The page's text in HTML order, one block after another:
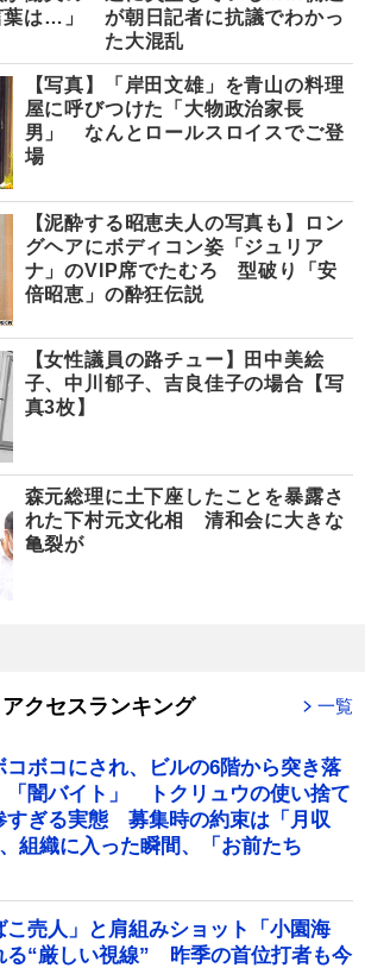
は…」
が朝日記者に抗議でわかっ
た大混乱
【写真】「岸田文雄」を青山の料理
屋に呼びつけた「大物政治家長
男」 なんとロールスロイスでご登
場
【泥酔する昭恵夫人の写真も】ロン
グヘアにボディコン姿「ジュリア
ナ」のVIP席でたむろ 型破り「安
倍昭恵」の酔狂伝説
【女性議員の路チュー】田中美絵
子、中川郁子、吉良佳子の場合【写
真3枚】
森元総理に土下座したことを暴露さ
れた下村元文化相 清和会に大きな
亀裂が
アクセスランキング 一覧
コボコにされ、ビルの6階から突き落
闇バイト」 トクリュウの使い捨て
すぎる実態 募集時の約束は「月収
組織に入った瞬間、「お前たち
こ売人」と肩組みショット「小園海
る“厳しい視線” 昨季の首位打者も今